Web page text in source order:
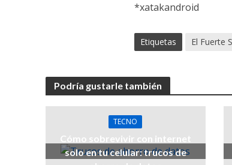
*xatakandroid
Etiquetas El Fuerte
Podría gustarle también
TECNO
Cómo sobrevivir con internet
solo en tu celular: trucos de